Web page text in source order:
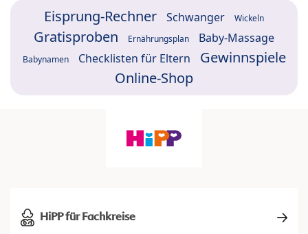
Eisprung-Rechner Schwanger Wickeln
Gratisproben Ernährungsplan Baby-Massage
Babynamen Checklisten für Eltern
Gewinnspiele
Online-Shop
HiPP für Fachkreise